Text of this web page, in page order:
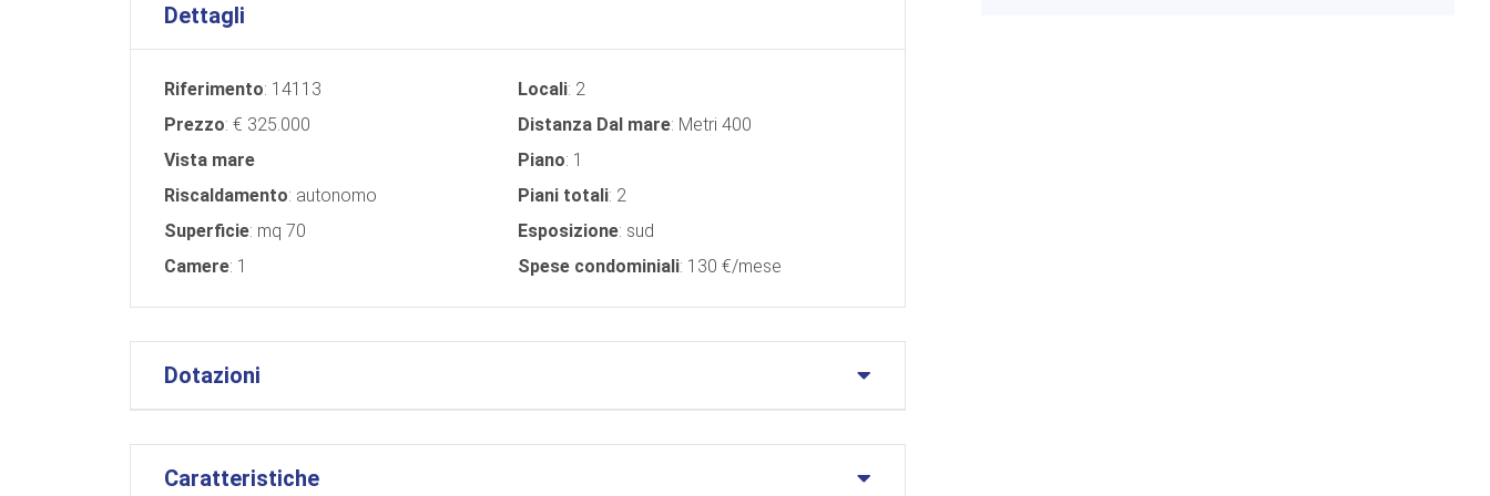
Dettagli
Riferimento: 14113
Prezzo: € 325.000
Vista mare
Riscaldamento: autonomo
Superficie: mq 70
Camere: 1
Locali: 2
Distanza Dal mare: Metri 400
Piano: 1
Piani totali: 2
Esposizione: sud
Spese condominiali: 130 €/mese
Dotazioni
Caratteristiche